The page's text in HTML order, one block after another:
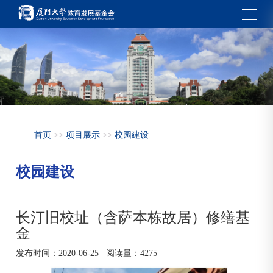
首页 >>项目展示 >>校园建设
校园建设
长汀旧校址（含萨本栋故居）修缮基
金
发布时间：2020-06-25 阅读量：4275